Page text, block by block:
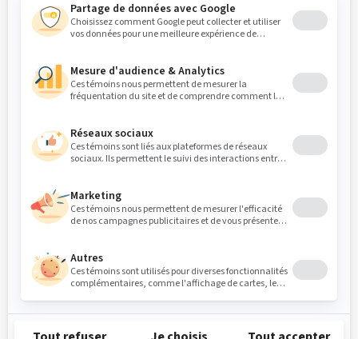
Alterner entre les mesures de bruit à court
et l'utilisation d'une station de surveillance
pour l'enregistrement et le stockage de
Un sonomètre inédit avec sortie dBG native.
Aucune conversion nécessaire.
Permet de réaliser des études sur le bruit
environnemental et les niveaux de pression
Mesures simultanées de pondérations de
fréquence multiples: dBA, dBC, dBZ, dBG,
bande d'octave, bande de tiers d'octave, FFT.